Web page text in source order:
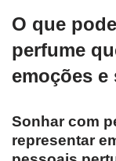
O que
perfume
emoções
Sonhar com
representar